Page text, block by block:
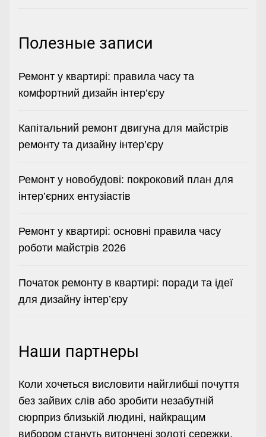
Полезные записи
Ремонт у квартирі: правила часу та
комфортний дизайн інтер’єру
Капітальний ремонт двигуна для майстрів
ремонту та дизайну інтер’єру
Ремонт у новобудові: покроковий план для
інтер’єрних ентузіастів
Ремонт у квартирі: основні правила часу
роботи майстрів 2026
Початок ремонту в квартирі: поради та ідеї
для дизайну інтер’єру
Наши партнеры
Коли хочеться висловити найглибші почуття
без зайвих слів або зробити незабутній
сюрприз близькій людині, найкращим
вибором стануть витончені золоті сережки,